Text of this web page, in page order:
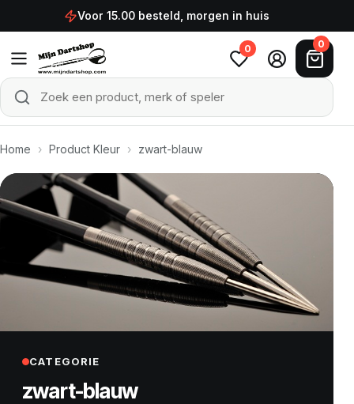
Ga naar de inhoudVoor 15.00 besteld, morgen in huis
Zoek een product, merk of speler
Zoeken
0 0
Home › Product Kleur › zwart-blauw
CATEGORIE
zwart-blauw